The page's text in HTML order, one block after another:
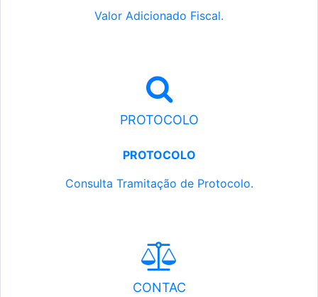
Valor Adicionado Fiscal.
PROTOCOLO
PROTOCOLO
Consulta Tramitação de Protocolo.
CONTAC